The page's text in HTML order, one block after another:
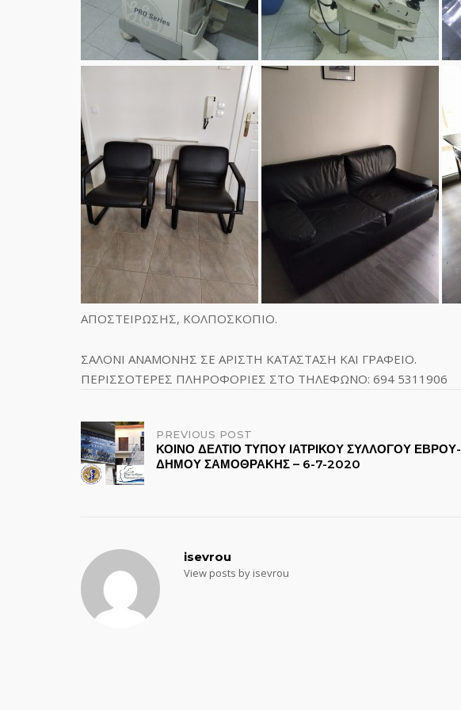
ΑΠΟΣΤΕΙΡΩΣΗΣ, ΚΟΛΠΟΣΚΟΠΙΟ.
ΣΑΛΟΝΙ ΑΝΑΜΟΝΗΣ ΣΕ ΑΡΙΣΤΗ ΚΑΤΑΣΤΑΣΗ ΚΑΙ ΓΡΑΦΕΙΟ.
ΠΕΡΙΣΣΟΤΕΡΕΣ ΠΛΗΡΟΦΟΡΙΕΣ ΣΤΟ ΤΗΛΕΦΩΝΟ: 694 5311906
Post
navigation
PREVIOUS POST
ΚΟΙΝΟ ΔΕΛΤΙΟ ΤΥΠΟΥ ΙΑΤΡΙΚΟΥ ΣΥΛΛΟΓΟΥ ΕΒΡΟΥ-
ΔΗΜΟΥ ΣΑΜΟΘΡΑΚΗΣ – 6-7-2020
isevrou
View posts by isevrou